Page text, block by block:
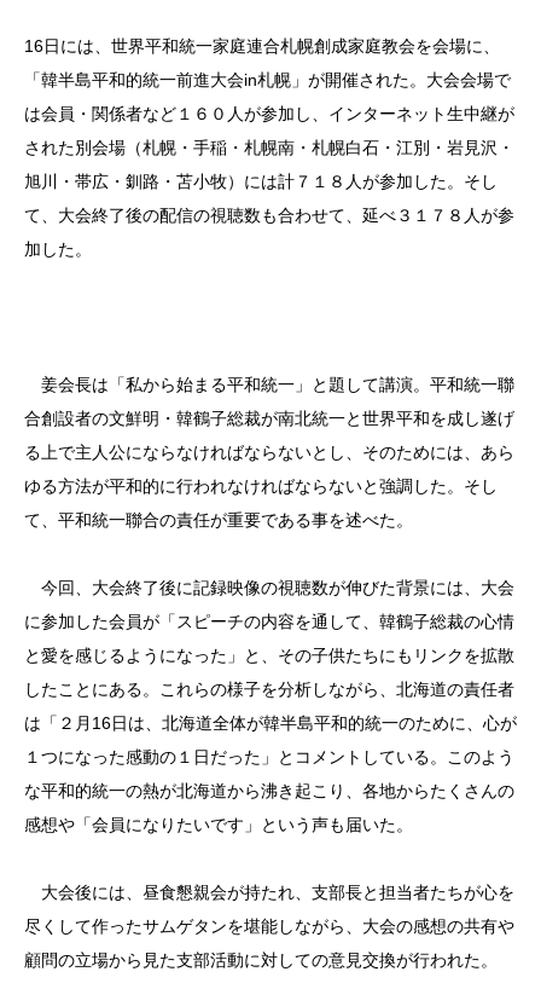
16日には、世界平和統一家庭連合札幌創成家庭教会を会場に、
「韓半島平和的統一前進大会in札幌」が開催された。大会会場で
は会員・関係者など１６０人が参加し、インターネット生中継が
された別会場（札幌・手稲・札幌南・札幌白石・江別・岩見沢・
旭川・帯広・釧路・苫小牧）には計７１８人が参加した。そし
て、大会終了後の配信の視聴数も合わせて、延べ３１７８人が参
加した。
姜会長は「私から始まる平和統一」と題して講演。平和統一聯
合創設者の文鮮明・韓鶴子総裁が南北統一と世界平和を成し遂げ
る上で主人公にならなければならないとし、そのためには、あら
ゆる方法が平和的に行われなければならないと強調した。そし
て、平和統一聯合の責任が重要である事を述べた。
今回、大会終了後に記録映像の視聴数が伸びた背景には、大会
に参加した会員が「スピーチの内容を通して、韓鶴子総裁の心情
と愛を感じるようになった」と、その子供たちにもリンクを拡散
したことにある。これらの様子を分析しながら、北海道の責任者
は「２月16日は、北海道全体が韓半島平和的統一のために、心が
１つになった感動の１日だった」とコメントしている。このよう
な平和的統一の熱が北海道から沸き起こり、各地からたくさんの
感想や「会員になりたいです」という声も届いた。
大会後には、昼食懇親会が持たれ、支部長と担当者たちが心を
尽くして作ったサムゲタンを堪能しながら、大会の感想の共有や
顧問の立場から見た支部活動に対しての意見交換が行われた。